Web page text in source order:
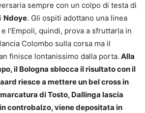
sempre con un colpo di testa di
Ndoye. Gli ospiti adottano una linea
l’Empoli, quindi, prova a sfruttarla in
Colombo sulla corsa ma il
finisce lontanissimo dalla porta. Alla
il Bologna sblocca il risultato con il
riesce a mettere un bel cross in
di Tosto, Dallinga lascia
controbalzo, viene depositata in